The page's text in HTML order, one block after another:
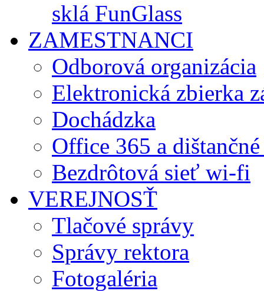
sklá FunGlass
ZAMESTNANCI
Odborová organizácia
Elektronická zbierka
Dochádzka
Office 365 a
Bezdrôtová sieť wi-fi
VEREJNOSŤ
Tlačové správy
Správy rektora
Fotogaléria